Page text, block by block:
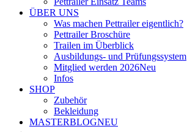
ÜBER UNS
Was machen Pettrailer eigentlich?
Pettrailer Broschüre
Trailen im Überblick
Ausbildungs- und Prüfungssystem
Mitglied werden 2026Neu
Infos
SHOP
Zubehör
Bekleidung
MASTERBLOGNEU